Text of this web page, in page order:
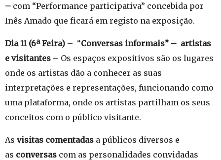
– com “Performance participativa” concebida por
Inês Amado que ficará em registo na exposição.
Dia 11 (6ª Feira) – “Conversas informais” – artistas
e visitantes – Os espaços expositivos são os lugares
onde os artistas dão a conhecer as suas
interpretações e representações, funcionando como
uma plataforma, onde os artistas partilham os seus
conceitos com o público visitante.
As visitas comentadas a públicos diversos e
as conversas com as personalidades convidadas